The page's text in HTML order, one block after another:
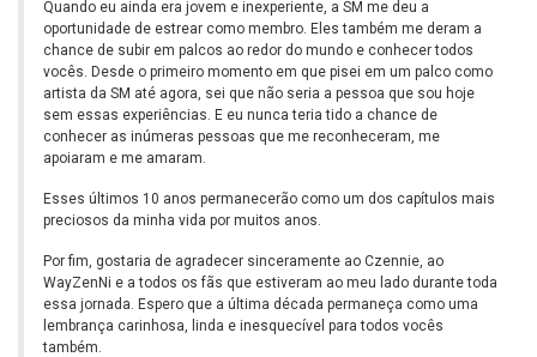
Quando eu ainda era jovem e inexperiente, a SM me deu a
oportunidade de estrear como membro. Eles também me deram a
chance de subir em palcos ao redor do mundo e conhecer todos
vocês. Desde o primeiro momento em que pisei em um palco como
artista da SM até agora, sei que não seria a pessoa que sou hoje
sem essas experiências. E eu nunca teria tido a chance de
conhecer as inúmeras pessoas que me reconheceram, me
apoiaram e me amaram.
Esses últimos 10 anos permanecerão como um dos capítulos mais
preciosos da minha vida por muitos anos.
Por fim, gostaria de agradecer sinceramente ao Czennie, ao
WayZenNi e a todos os fãs que estiveram ao meu lado durante toda
essa jornada. Espero que a última década permaneça como uma
lembrança carinhosa, linda e inesquecível para todos vocês
também.